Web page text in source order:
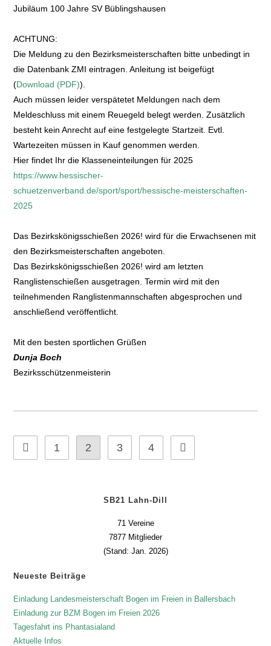
Jubiläum 100 Jahre SV Büblingshausen
ACHTUNG:
Die Meldung zu den Bezirksmeisterschaften bitte unbedingt in
die Datenbank ZMI eintragen. Anleitung ist beigefügt
(Download (PDF)).
Auch müssen leider verspätetet Meldungen nach dem
Meldeschluss mit einem Reuegeld belegt werden. Zusätzlich
besteht kein Anrecht auf eine festgelegte Startzeit. Evtl.
Wartezeiten müssen in Kauf genommen werden.
Hier findet Ihr die Klasseneinteilungen für 2025
https://www.hessischer-
schuetzenverband.de/sport/sport/hessische-meisterschaften-
2025
Das Bezirkskönigsschießen 2026! wird für die Erwachsenen mit
den Bezirksmeisterschaften angeboten.
Das Bezirkskönigsschießen 2026! wird am letzten
Ranglistenschießen ausgetragen. Termin wird mit den
teilnehmenden Ranglistenmannschaften abgesprochen und
anschließend veröffentlicht.
Mit den besten sportlichen Grüßen
Dunja Boch
Bezirksschützenmeisterin
1 2 3 4
SB21 Lahn-Dill
71 Vereine
7877 Mitglieder
(Stand: Jan. 2026)
Neueste Beiträge
Einladung Landesmeisterschaft Bogen im Freien in Ballersbach
Einladung zur BZM Bogen im Freien 2026
Tagesfahrt ins Phantasialand
Aktuelle Infos